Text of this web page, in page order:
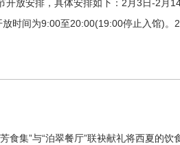
放安排，具体安排如下：2月3日-2月
时间为9:00至20:00(19:00停止入馆)
集”与“泊翠餐厅”联袂献礼将西夏的